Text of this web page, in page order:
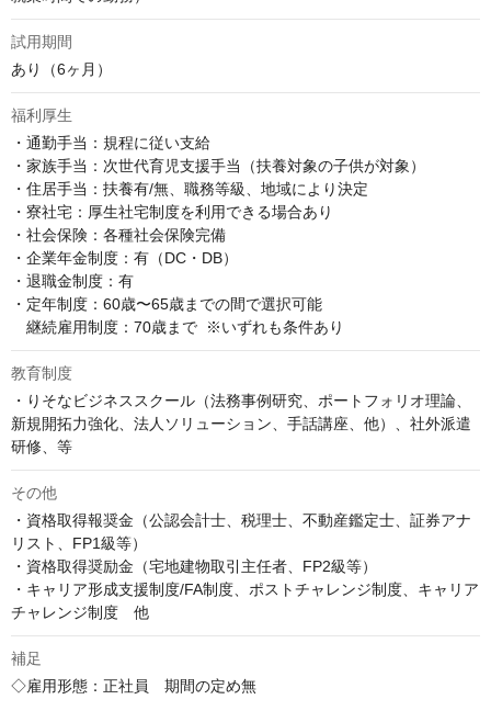
試用期間
あり（6ヶ月）
福利厚生
・通勤手当：規程に従い支給
・家族手当：次世代育児支援手当（扶養対象の子供が対象）
・住居手当：扶養有/無、職務等級、地域により決定
・寮社宅：厚生社宅制度を利用できる場合あり
・社会保険：各種社会保険完備
・企業年金制度：有（DC・DB）
・退職金制度：有
・定年制度：60歳〜65歳までの間で選択可能
継続雇用制度：70歳まで  ※いずれも条件あり
教育制度
・りそなビジネススクール（法務事例研究、ポートフォリオ理論、
新規開拓力強化、法人ソリューション、手話講座、他）、社外派遣
研修、等
その他
・資格取得報奨金（公認会計士、税理士、不動産鑑定士、証券アナ
リスト、FP1級等）
・資格取得奨励金（宅地建物取引主任者、FP2級等）
・キャリア形成支援制度/FA制度、ポストチャレンジ制度、キャリア
チャレンジ制度　他
補足
◇雇用形態：正社員　期間の定め無